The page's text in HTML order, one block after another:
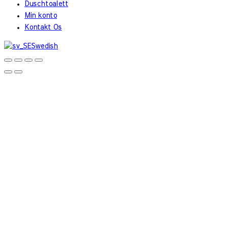
Duschtoalett
Min konto
Kontakt Os
Swedish